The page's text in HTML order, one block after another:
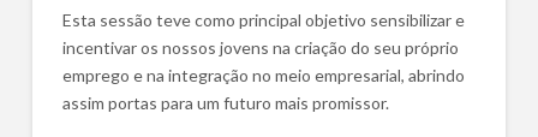
Esta sessão teve como principal objetivo sensibilizar e
incentivar os nossos jovens na criação do seu próprio
emprego e na integração no meio empresarial, abrindo
assim portas para um futuro mais promissor.